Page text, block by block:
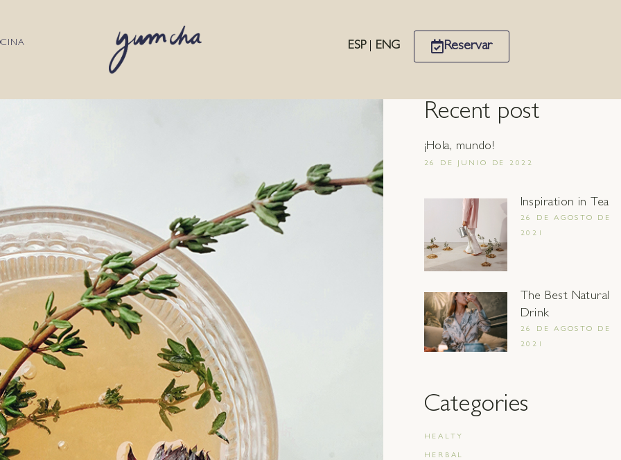
ESP| ENG Reservar
Recent post
¡Hola, mundo!
26 DE JUNIO DE 2022
Inspiration in Tea
26 DE AGOSTO DE
2021
The Best Natural
Drink
26 DE AGOSTO DE
2021
Categories
HEALTY
HERBAL